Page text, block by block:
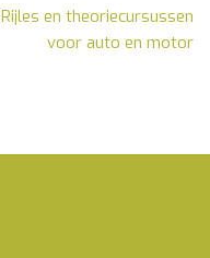
Rijles en theoriecursussen
voor auto en motor